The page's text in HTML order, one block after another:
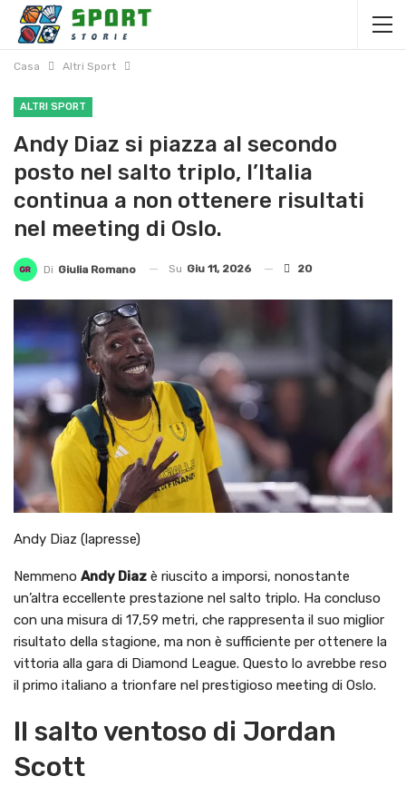
Casa Altri Sport
ALTRI SPORT
Andy Diaz si piazza al secondo
posto nel salto triplo, l’Italia
continua a non ottenere risultati
nel meeting di Oslo.
Di Giulia Romano Su Giu 11, 2026 20
Andy Diaz (lapresse)
Nemmeno Andy Diaz è riuscito a imporsi, nonostante
un’altra eccellente prestazione nel salto triplo. Ha concluso
con una misura di 17,59 metri, che rappresenta il suo miglior
risultato della stagione, ma non è sufficiente per ottenere la
vittoria alla gara di Diamond League. Questo lo avrebbe reso
il primo italiano a trionfare nel prestigioso meeting di Oslo.
Il salto ventoso di Jordan
Scott